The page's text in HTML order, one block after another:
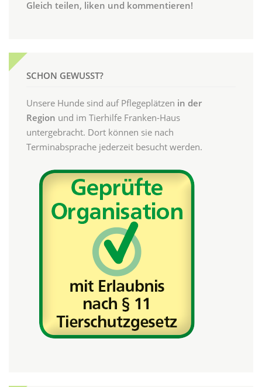
Gleich teilen, liken und kommentieren!
SCHON GEWUSST?
Unsere Hunde sind auf Pflegeplätzen in der
Region und im Tierhilfe Franken-Haus
untergebracht. Dort können sie nach
Terminabsprache jederzeit besucht werden.